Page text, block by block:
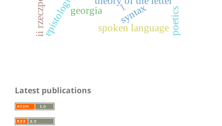
syntax
spoken language poetics
georgia 1
Latest publications